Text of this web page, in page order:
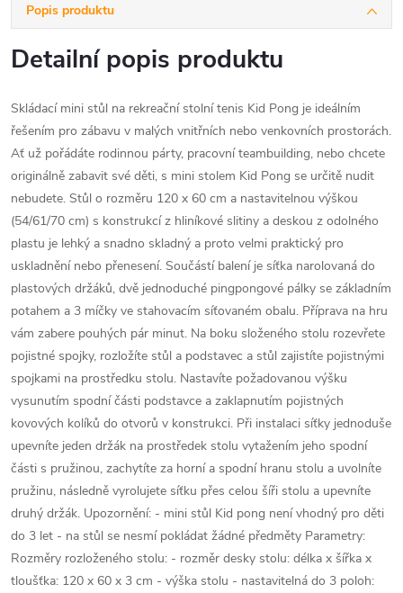
Popis produktu
Detailní popis produktu
Skládací mini stůl na rekreační stolní tenis Kid Pong je ideálním
řešením pro zábavu v malých vnitřních nebo venkovních prostorách.
Ať už pořádáte rodinnou párty, pracovní teambuilding, nebo chcete
originálně zabavit své děti, s mini stolem Kid Pong se určitě nudit
nebudete. Stůl o rozměru 120 x 60 cm a nastavitelnou výškou
(54/61/70 cm) s konstrukcí z hliníkové slitiny a deskou z odolného
plastu je lehký a snadno skladný a proto velmi praktický pro
uskladnění nebo přenesení. Součástí balení je síťka narolovaná do
plastových držáků, dvě jednoduché pingpongové pálky se základním
potahem a 3 míčky ve stahovacím síťovaném obalu. Příprava na hru
vám zabere pouhých pár minut. Na boku složeného stolu rozevřete
pojistné spojky, rozložíte stůl a podstavec a stůl zajistíte pojistnými
spojkami na prostředku stolu. Nastavíte požadovanou výšku
vysunutím spodní části podstavce a zaklapnutím pojistných
kovových kolíků do otvorů v konstrukci. Při instalaci síťky jednoduše
upevníte jeden držák na prostředek stolu vytažením jeho spodní
části s pružinou, zachytíte za horní a spodní hranu stolu a uvolníte
pružinu, následně vyrolujete síťku přes celou šíři stolu a upevníte
druhý držák. Upozornění: - mini stůl Kid pong není vhodný pro děti
do 3 let - na stůl se nesmí pokládat žádné předměty Parametry:
Rozměry rozloženého stolu: - rozměr desky stolu: délka x šířka x
tloušťka: 120 x 60 x 3 cm - výška stolu - nastavitelná do 3 poloh: